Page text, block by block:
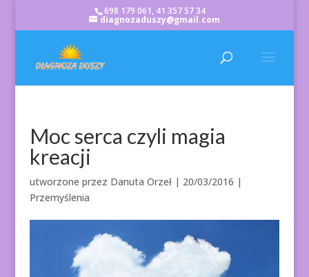
698 179 061, 41 357 57 34
diagnozaduszy@gmail.com
Moc serca czyli magia
kreacji
utworzone przez Danuta Orzeł| 20/03/2016 |
Przemyślenia